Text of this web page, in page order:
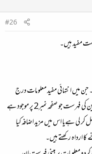
#26
مفید ہیں۔
انتہائی مفید معلومات درج
ہیں۔ سیرت پر لکھی جانے والی کتابوں اور ان کے مصنفین کی فہرست جو صفحہ نمبر2 پر موجود ہے
ہےیا اس میں مزید اضافہ کیا
ارداہ رکھتے ہیں‌۔